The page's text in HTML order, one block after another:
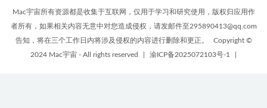
Mac宇宙所有资源都是收集于互联网，仅用于学习和研究使用，版权归应用作
者所有，如果相关内容无意中对您造成侵权，请发邮件至295890413@qq.com
告知，将在三个工作日内将涉及侵权的内容进行删除和更正。
Copyright ©
2024 Mac宇宙 - All rights reserved
渝ICP备2025072103号-1